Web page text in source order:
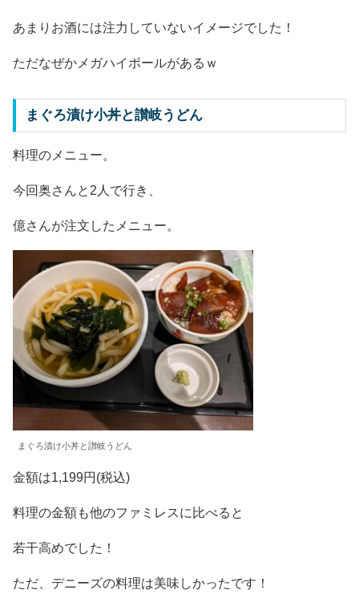
あまりお酒には注力していないイメージでした！
ただなぜかメガハイボールがあるｗ
まぐろ漬け小丼と讃岐うどん
料理のメニュー。
今回奥さんと2人で行き、
億さんが注文したメニュー。
まぐろ漬け小丼と讃岐うどん
金額は1,199円(税込)
料理の金額も他のファミレスに比べると
若干高めでした！
ただ、デニーズの料理は美味しかったです！